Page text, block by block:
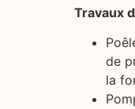
Travaux
de
la